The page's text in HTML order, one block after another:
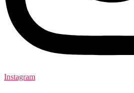
Instagram